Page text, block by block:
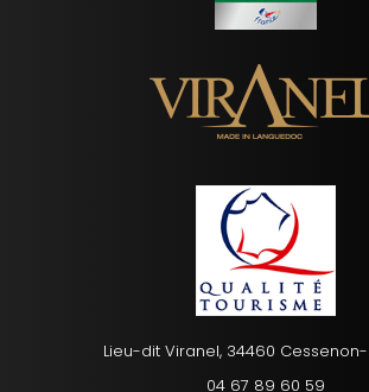
Lieu-dit Viranel, 34460
04 67 89 60 59